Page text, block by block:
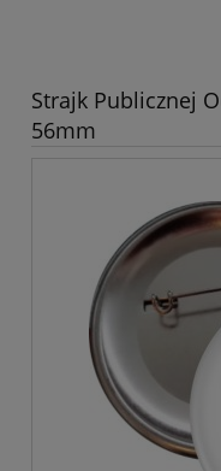
Strajk Publicznej
56mm